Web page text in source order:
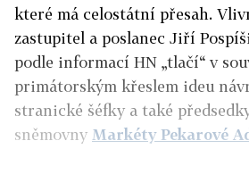
které má celostátní přesah.
zastupitel a poslanec Jiří
podle informací HN „tlačí“ v
primátorským křeslem ideu
stranické šéfky a také
sněmovny Markéty Pekarové